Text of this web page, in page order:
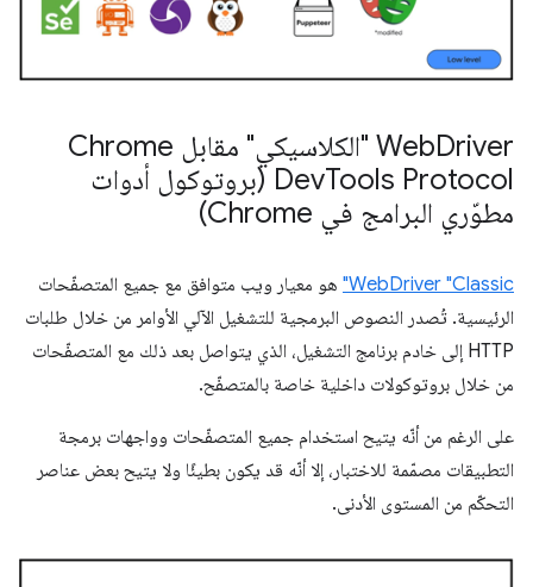
Web
Driver "الكلاسيكي" مقابل Chrome
Dev Tools Protocol (بروتوكول أدوات
مطوّري البرامج في Chrome)
WebDriver "Classic" هو معيار ويب متوافق مع جميع المتصفّحات
الرئيسية. تُصدر النصوص البرمجية للتشغيل الآلي الأوامر من خلال طلبات
HTTP إلى خادم برنامج التشغيل، الذي يتواصل بعد ذلك مع المتصفّحات
من خلال بروتوكولات داخلية خاصة بالمتصفّح.
على الرغم من أنّه يتيح استخدام جميع المتصفّحات وواجهات برمجة
التطبيقات مصمّمة للاختبار، إلا أنّه قد يكون بطيئًا ولا يتيح بعض عناصر
التحكّم من المستوى الأدنى.